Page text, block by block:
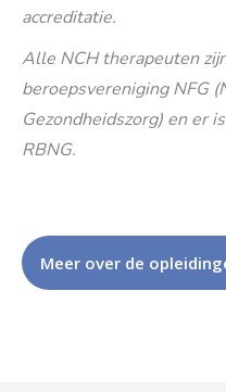
accreditatie.
Alle NCH therapeuten
beroepsvereniging NFG
Gezondheidszorg) en er
RBNG.
Meer over de